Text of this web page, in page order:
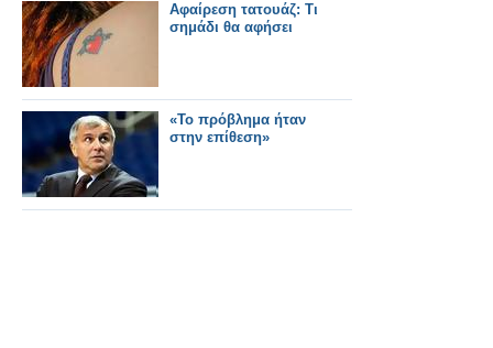
Αφαίρεση τατουάζ: Τι
σημάδι θα αφήσει
«Το πρόβλημα ήταν
στην επίθεση»